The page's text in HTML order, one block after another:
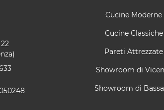
Cucine Moderne
Cucine Classiche
Pareti Attrezzate
Showroom di
Showroom di